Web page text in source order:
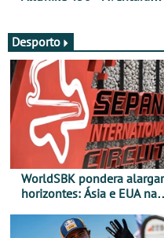
Desporto
WorldSBK pondera alargar
horizontes: Ásia e EUA na